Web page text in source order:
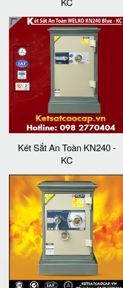
Két Sắt An Toàn KN240 -
KC